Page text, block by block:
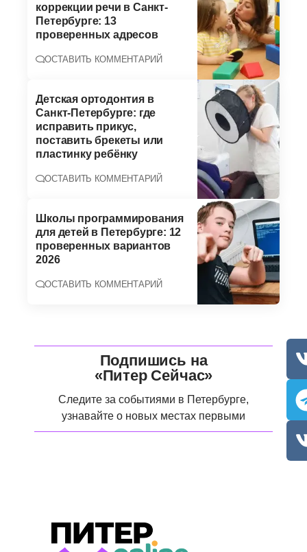
коррекции речи в Санкт-
Петербурге: 13
проверенных адресов
ОСТАВИТЬ КОММЕНТАРИЙ
Детская ортодонтия в
Санкт-Петербурге: где
исправить прикус,
поставить брекеты или
пластинку ребёнку
ОСТАВИТЬ КОММЕНТАРИЙ
Школы программирования
для детей в Петербурге: 12
проверенных вариантов
2026
ОСТАВИТЬ КОММЕНТАРИЙ
Подпишись на
«Питер Сейчас»
Следите за событиями в Петербурге,
узнавайте о новых местах первыми